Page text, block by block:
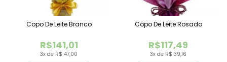
3x de R$ 47,00
R$141,01
Copo De Leite Branco
3x de R$ 39,16
R$117,49
Copo De Leite Rosado